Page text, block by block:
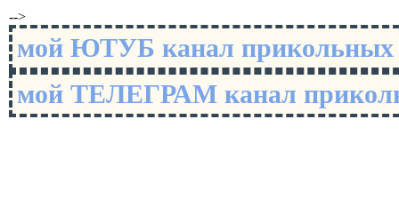
-->
мой ЮТУБ канал
мой ТЕЛЕГРАМ канал